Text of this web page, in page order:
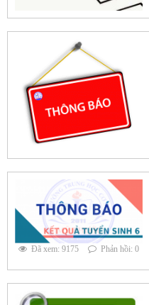
Đã xem: 9175
Phản hồi: 0